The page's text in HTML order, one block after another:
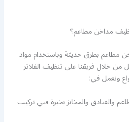
مداخن مطاعم؟
مطاعم بطرق حديثة وباستخدام مواد
خلال فريقنا على تنظيف الفلاتر
ونعمل في:
والفنادق والمخابز بخبرة فني تركيب